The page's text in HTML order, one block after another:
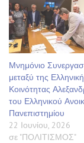
Μνημόνιο
μεταξύ της
Κοινότητας
του Ελληνικού
Πανεπιστημίου
22 Ιουνίου, 2026
σε "ΠΟΛΙΤΙΣΜΟΣ"